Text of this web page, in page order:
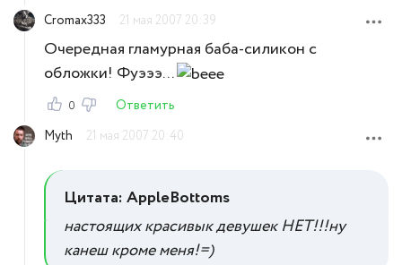
Cromax333
21 мая 2007 20:39
Очередная гламурная баба-силикон с
обложки! Фуэээ...
0
Ответить
Myth
21 мая 2007 20:40
Цитата: AppleBottoms
настоящих красивык девушек НЕТ!!!ну
канеш кроме меня!=)